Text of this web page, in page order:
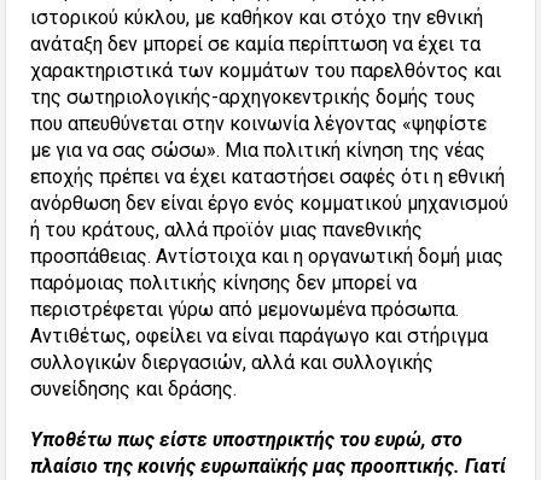
ιστορικού κύκλου, με καθήκον και στόχο την εθνική
ανάταξη δεν μπορεί σε καμία περίπτωση να έχει τα
χαρακτηριστικά των κομμάτων του παρελθόντος και
της σωτηριολογικής-αρχηγοκεντρικής δομής τους
που απευθύνεται στην κοινωνία λέγοντας «ψηφίστε
με για να σας σώσω». Μια πολιτική κίνηση της νέας
εποχής πρέπει να έχει καταστήσει σαφές ότι η εθνική
ανόρθωση δεν είναι έργο ενός κομματικού μηχανισμού
ή του κράτους, αλλά προϊόν μιας πανεθνικής
προσπάθειας. Αντίστοιχα και η οργανωτική δομή μιας
παρόμοιας πολιτικής κίνησης δεν μπορεί να
περιστρέφεται γύρω από μεμονωμένα πρόσωπα.
Αντιθέτως, οφείλει να είναι παράγωγο και στήριγμα
συλλογικών διεργασιών, αλλά και συλλογικής
συνείδησης και δράσης.
Υποθέτω πως είστε υποστηρικτής του ευρώ, στο
πλαίσιο της κοινής ευρωπαϊκής μας προοπτικής. Γιατί